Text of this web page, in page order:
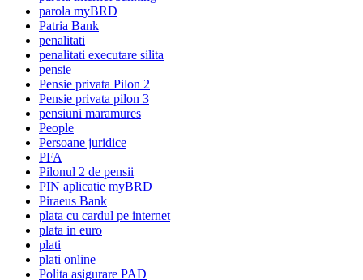
parola myBRD
Patria Bank
penalitati
penalitati executare silita
pensie
Pensie privata Pilon 2
Pensie privata pilon 3
pensiuni maramures
People
Persoane juridice
PFA
Pilonul 2 de pensii
PIN aplicatie myBRD
Piraeus Bank
plata cu cardul pe internet
plata in euro
plati
plati online
Polita asigurare PAD